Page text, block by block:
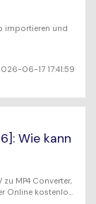
importieren und
06-17 17:41:59
Wie kann
MP4 Converter,
Online kostenlos